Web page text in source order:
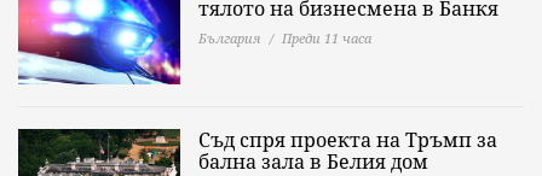
тялото на бизнесмена в Банкя
България Преди 11 часа
Съд спря проекта на Тръмп за
бална зала в Белия дом